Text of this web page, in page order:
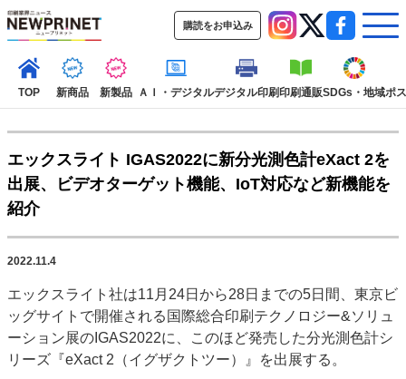
購読をお申込み
TOP 新商品 新製品 ＡＩ・デジタルデジタル印刷印刷通販SDGs・地域ポ
インデックス
TOP
インタビュー
カテゴリー一覧
ＡＩ・デジタル
SDGs・地域
ポストプレス ビジネス イベント 信用情報
業界
市場・統計
人事・移転・異動・訃報
特集記事カテゴリー一覧
エックスライト IGAS2022に新分光測色計eXact 2を
出展、ビデオターゲット機能、IoT対応など新機能を
紹介
2022.11.4
エックスライト社は11月24日から28日までの5日間、東京ビ
ッグサイトで開催される国際総合印刷テクノロジー&ソリュ
ーション展のIGAS2022に、このほど発売した分光測色計シ
リーズ『eXact 2（イグザクトツー）』を出展する。